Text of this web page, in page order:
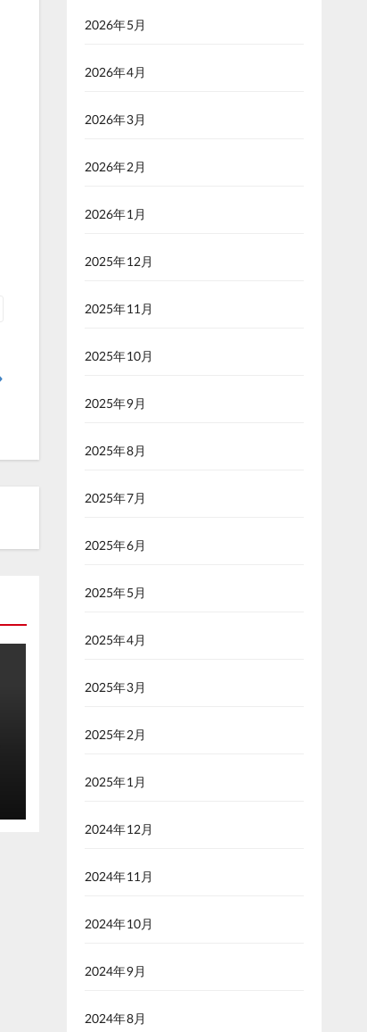
2026年5月
2026年4月
2026年3月
2026年2月
2026年1月
2025年12月
2025年11月
2025年10月
2025年9月
2025年8月
2025年7月
2025年6月
2025年5月
2025年4月
2025年3月
2025年2月
2025年1月
2024年12月
2024年11月
2024年10月
2024年9月
2024年8月